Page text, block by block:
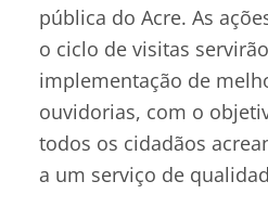
pública do Acre. As
o ciclo de visitas
implementação de
ouvidorias, com o
todos os cidadãos
a um serviço de